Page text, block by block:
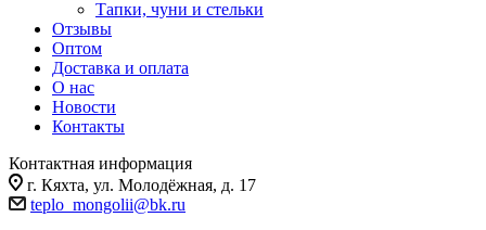
Тапки, чуни и стельки
Отзывы
Оптом
Доставка и оплата
О нас
Новости
Контакты
Контактная информация
г. Кяхта, ул. Молодёжная, д. 17
teplo_mongolii@bk.ru